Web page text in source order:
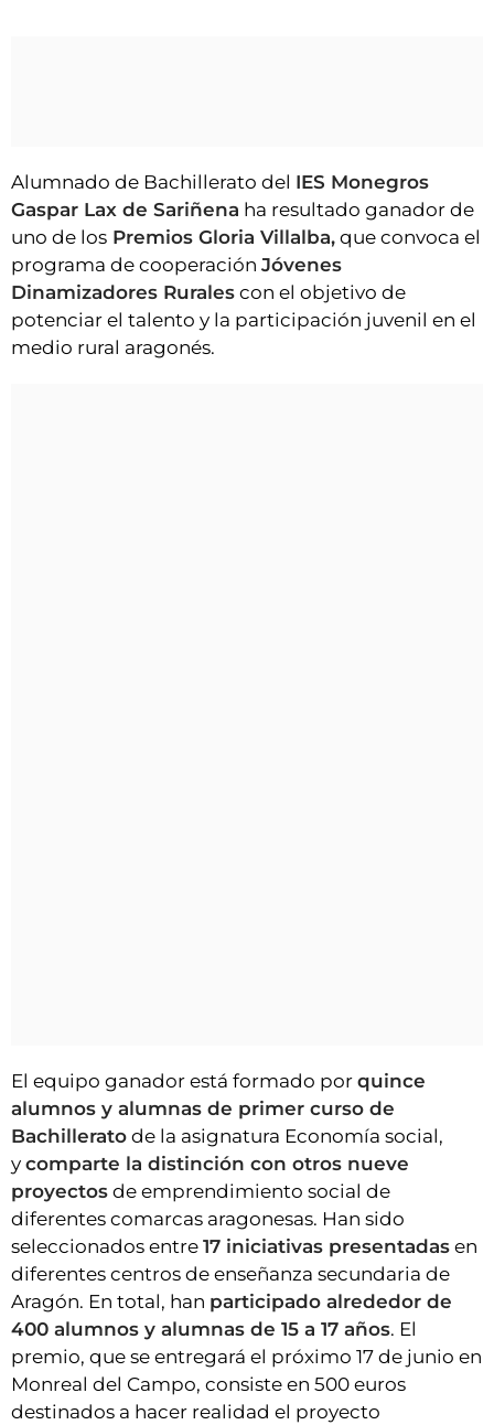
INICIAR SESIÓN
Alumnado de Bachillerato del IES Monegros
Gaspar Lax de Sariñena ha resultado ganador de
uno de los Premios Gloria Villalba, que convoca el
programa de cooperación Jóvenes
Dinamizadores Rurales con el objetivo de
potenciar el talento y la participación juvenil en el
medio rural aragonés.
El equipo ganador está formado por quince
alumnos y alumnas de primer curso de
Bachillerato de la asignatura Economía social,
y comparte la distinción con otros nueve
proyectos de emprendimiento social de
diferentes comarcas aragonesas. Han sido
seleccionados entre 17 iniciativas presentadas en
diferentes centros de enseñanza secundaria de
Aragón. En total, han participado alrededor de
400 alumnos y alumnas de 15 a 17 años. El
premio, que se entregará el próximo 17 de junio en
Monreal del Campo, consiste en 500 euros
destinados a hacer realidad el proyecto